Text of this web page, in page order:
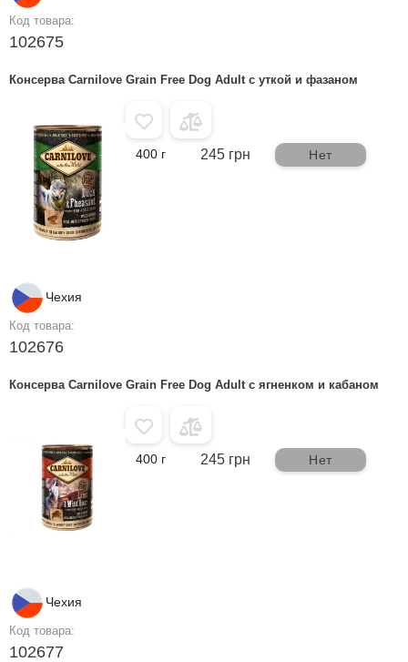
Код товара:
102675
Консерва Carnilove Grain Free Dog Adult с уткой и фазаном
Чехия
Код товара:
102676
400 г 245 грн Нет
Консерва Carnilove Grain Free Dog Adult с ягненком и кабаном
Чехия
Код товара:
102677
400 г 245 грн Нет